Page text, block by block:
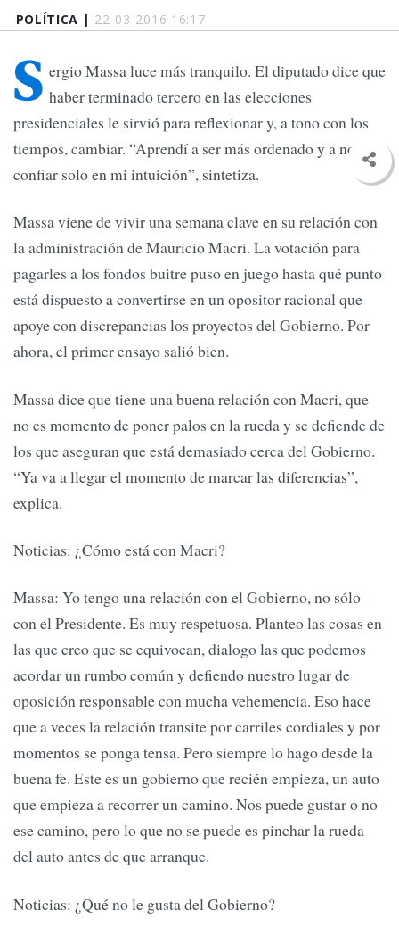
POLÍTICA | 22-03-2016 16:17
S ergio Massa luce más tranquilo. El diputado dice que
haber terminado tercero en las elecciones
presidenciales le sirvió para reflexionar y, a tono con los
tiempos, cambiar. “Aprendí a ser más ordenado y a no
confiar solo en mi intuición”, sintetiza.
Massa viene de vivir una semana clave en su relación con
la administración de Mauricio Macri. La votación para
pagarles a los fondos buitre puso en juego hasta qué punto
está dispuesto a convertirse en un opositor racional que
apoye con discrepancias los proyectos del Gobierno. Por
ahora, el primer ensayo salió bien.
Massa dice que tiene una buena relación con Macri, que
no es momento de poner palos en la rueda y se defiende de
los que aseguran que está demasiado cerca del Gobierno.
“Ya va a llegar el momento de marcar las diferencias”,
explica.
Noticias: ¿Cómo está con Macri?
Massa: Yo tengo una relación con el Gobierno, no sólo
con el Presidente. Es muy respetuosa. Planteo las cosas en
las que creo que se equivocan, dialogo las que podemos
acordar un rumbo común y defiendo nuestro lugar de
oposición responsable con mucha vehemencia. Eso hace
que a veces la relación transite por carriles cordiales y por
momentos se ponga tensa. Pero siempre lo hago desde la
buena fe. Este es un gobierno que recién empieza, un auto
que empieza a recorrer un camino. Nos puede gustar o no
ese camino, pero lo que no se puede es pinchar la rueda
del auto antes de que arranque.
Noticias: ¿Qué no le gusta del Gobierno?